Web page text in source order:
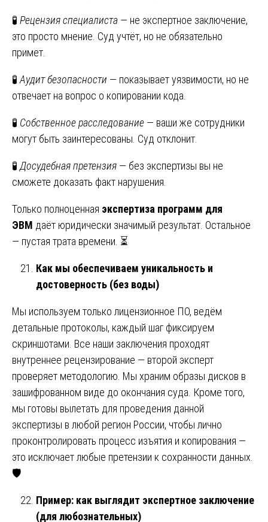
🧪 Рецензия специалиста — не экспертное заключение,
это просто мнение. Суд учтёт, но не обязательно
примет.
🧪 Аудит безопасности — показывает уязвимости, но не
отвечает на вопрос о копировании кода.
🧪 Собственное расследование — ваши же сотрудники
могут быть заинтересованы. Суд отклонит.
🧪 Досудебная претензия — без экспертизы вы не
сможете доказать факт нарушения.
Только полноценная экспертиза программ для
ЭВМ даёт юридически значимый результат. Остальное
— пустая трата времени. ⏳
Как мы обеспечиваем уникальность и
достоверность (без воды)
Мы используем только лицензионное ПО, ведём
детальные протоколы, каждый шаг фиксируем
скриншотами. Все наши заключения проходят
внутреннее рецензирование — второй эксперт
проверяет методологию. Мы храним образы дисков в
зашифрованном виде до окончания суда. Кроме того,
мы готовы вылетать для проведения данной
экспертизы в любой регион России, чтобы лично
проконтролировать процесс изъятия и копирования —
это исключает любые претензии к сохранности данных.
🛡️
Пример: как выглядит экспертное заключение
(для любознательных)